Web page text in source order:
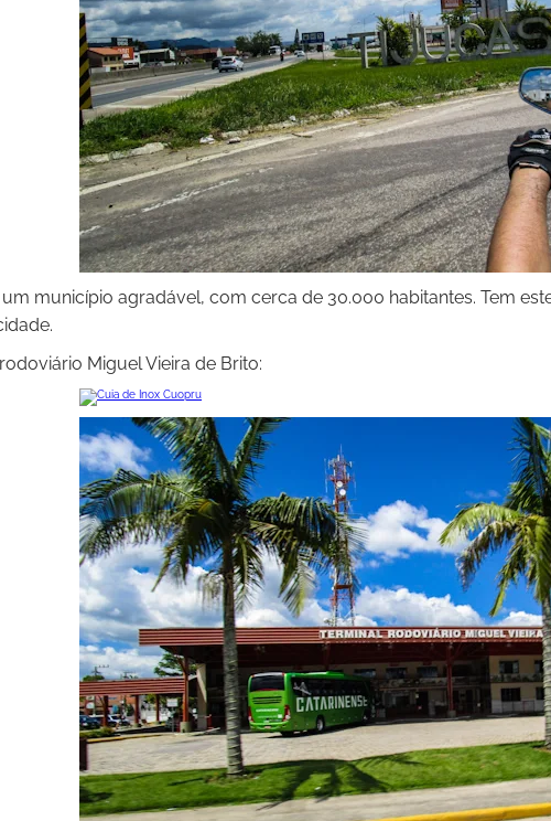
município agradável, com cerca de 30.000 habitantes. Tem
Miguel Vieira de Brito: